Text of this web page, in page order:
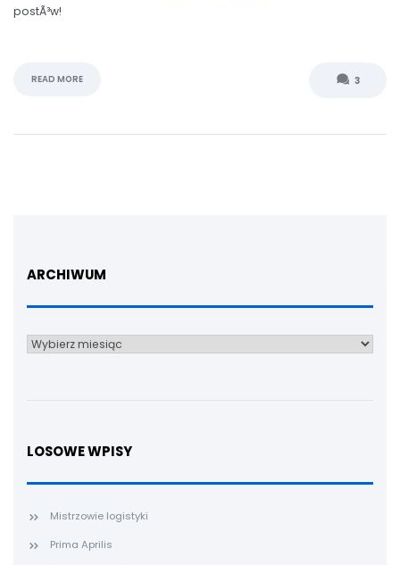
postÃ³w!
READ MORE 3
ARCHIWUM
Archiwum
LOSOWE WPISY
Mistrzowie logistyki
Prima Aprilis